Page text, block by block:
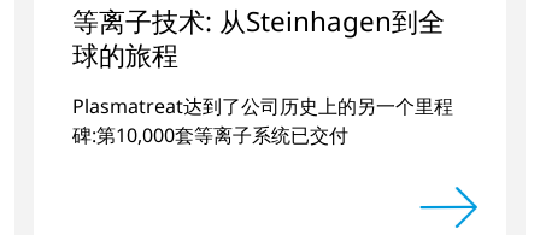
等离子技术: 从Steinhagen到全
球的旅程
Plasmatreat达到了公司历史上的另一个里程
碑:第10,000套等离子系统已交付